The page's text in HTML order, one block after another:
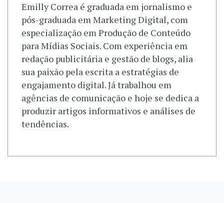
Emilly Correa é graduada em jornalismo e
pós-graduada em Marketing Digital, com
especialização em Produção de Conteúdo
para Mídias Sociais. Com experiência em
redação publicitária e gestão de blogs, alia
sua paixão pela escrita a estratégias de
engajamento digital. Já trabalhou em
agências de comunicação e hoje se dedica a
produzir artigos informativos e análises de
tendências.